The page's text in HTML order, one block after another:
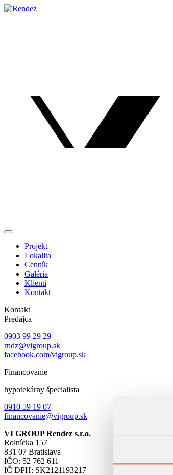
Projekt
Lokalita
Cenník
Galéria
Klienti
Kontakt
Kontakt
Predajca
0903 99 29 29
rndz@vigroup.sk
facebook.com/vigroup.sk
Financovanie
hypotekárny špecialista
0910 59 19 07
financovanie@vigroup.sk
VI GROUP Rendez s.r.o.
Rolnícka 157
831 07 Bratislava
IČO: 52 762 611
IČ DPH: SK2121193217